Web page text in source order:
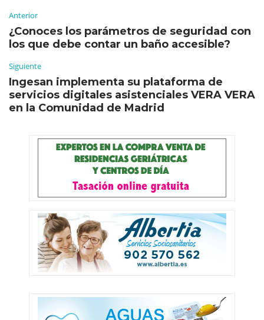
Anterior
¿Conoces los parámetros de seguridad con
los que debe contar un baño accesible?
Siguiente
Ingesan implementa su plataforma de
servicios digitales asistenciales VERA VERA
en la Comunidad de Madrid